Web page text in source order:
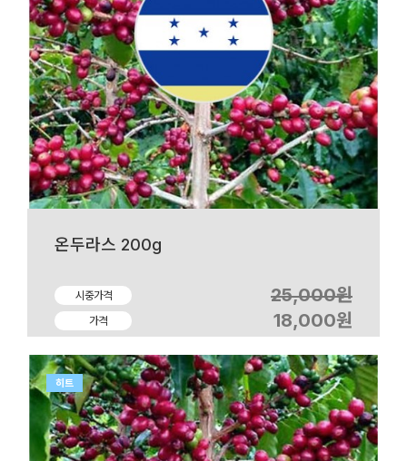
온두라스 200g
시중가격 25,000원
가격 18,000원
히트